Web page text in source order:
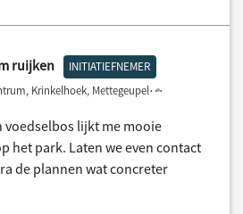
ruijken INITIATIEFNEMER
Krinkelhoek, Mettegeupel
voedselbos lijkt me mooie
het park. Laten we even contact
de plannen wat concreter